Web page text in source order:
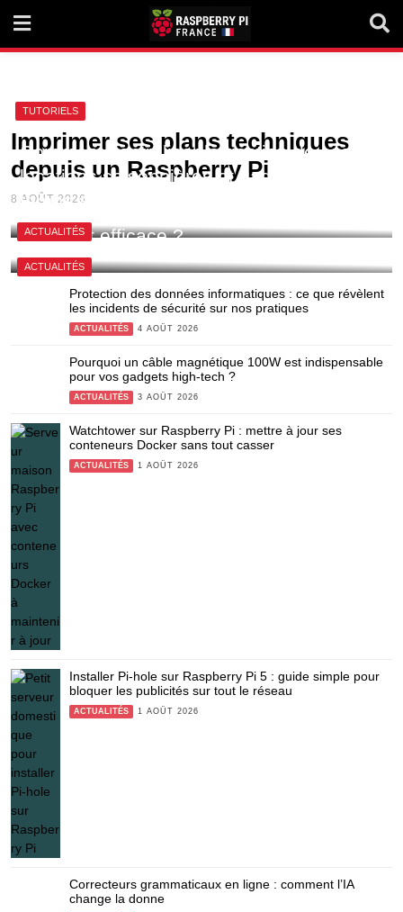
content
TUTORIELS
Imprimer ses plans techniques
depuis un Raspberry Pi
8 AOÛT 2026
ACTUALITÉS
Comment centraliser la gestion de ses
locations saisonnières et gagner du
temps au quotidien ?
7 AOÛT 2026
ACTUALITÉS
vraiment efficace ?
6 AOÛT 2026
Protection des données informatiques : ce que révèlent
les incidents de sécurité sur nos pratiques
ACTUALITÉS 4 AOÛT 2026
Pourquoi un câble magnétique 100W est indispensable
pour vos gadgets high-tech ?
ACTUALITÉS 3 AOÛT 2026
Watchtower sur Raspberry Pi : mettre à jour ses
conteneurs Docker sans tout casser
ACTUALITÉS 1 AOÛT 2026
Installer Pi-hole sur Raspberry Pi 5 : guide simple pour
bloquer les publicités sur tout le réseau
ACTUALITÉS 1 AOÛT 2026
Correcteurs grammaticaux en ligne : comment l’IA
change la donne